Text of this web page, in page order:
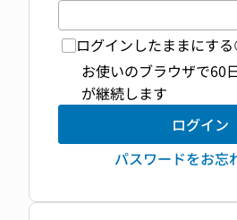
ログインしたままにする
お使いのブラウザで60
が継続します
ログイン
パスワードをお忘